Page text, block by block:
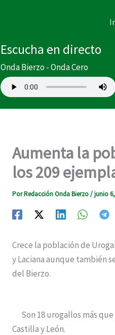
Escucha en directo
Onda Bierzo - Onda Cero
Aumenta la
los 209
PorRedacción Onda Bierzo/junio
Crece la población de
y Laciana aunque también
del Bierzo.
Son 18 urogallos más
Castilla y León.